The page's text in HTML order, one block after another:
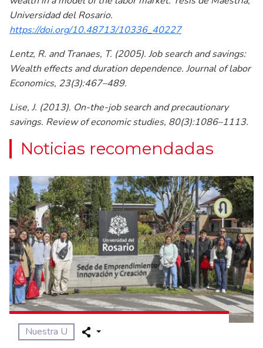
Universidad del Rosario.
https://doi.org/10.48713/10336_40227
Lentz, R. and Tranaes, T. (2005). Job search and savings:
Wealth effects and duration dependence. Journal of labor
Economics, 23(3):467–489.
Lise, J. (2013). On-the-job search and precautionary
savings. Review of economic studies, 80(3):1086–1113.
Noticias recomendadas
Nuestra U